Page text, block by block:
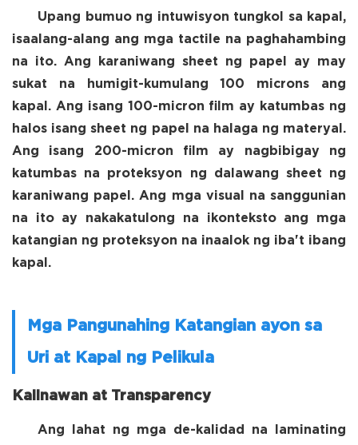
Upang bumuo ng intuwisyon tungkol sa kapal,
isaalang-alang ang mga tactile na paghahambing
na ito. Ang karaniwang sheet ng papel ay may
sukat na humigit-kumulang 100 microns ang
kapal. Ang isang 100-micron film ay katumbas ng
halos isang sheet ng papel na halaga ng materyal.
Ang isang 200-micron film ay nagbibigay ng
katumbas na proteksyon ng dalawang sheet ng
karaniwang papel. Ang mga visual na sanggunian
na ito ay nakakatulong na ikonteksto ang mga
katangian ng proteksyon na inaalok ng iba't ibang
kapal.
Mga Pangunahing Katangian ayon sa
Uri at Kapal ng Pelikula
Kalinawan at Transparency
Ang lahat ng mga de-kalidad na laminating